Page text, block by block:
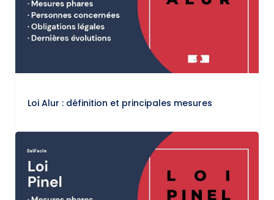
Loi Alur : définition et principales mesures